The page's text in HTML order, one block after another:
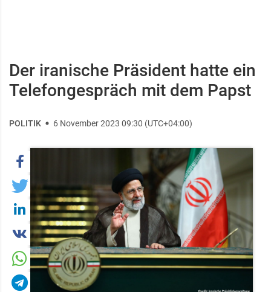
Der iranische Präsident hatte ein
Telefongespräch mit dem Papst
POLITIK 6 November 2023 09:30 (UTC+04:00)